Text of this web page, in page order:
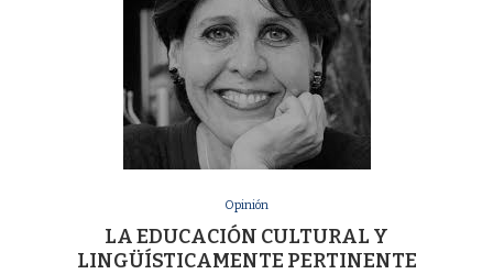
Opinión
LA EDUCACIÓN CULTURAL Y
LINGÜÍSTICAMENTE PERTINENTE